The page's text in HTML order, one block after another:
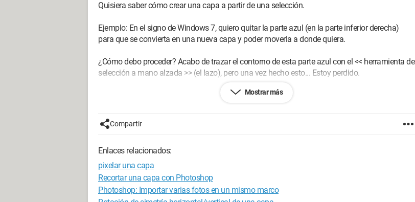
Quisiera saber cómo crear una capa a partir de una selección.
Ejemplo: En el signo de Windows 7, quiero quitar la parte azul (en la parte inferior derecha)
para que se convierta en una nueva capa y poder moverla a donde quiera.
¿Cómo debo proceder? Acabo de trazar el contorno de esta parte azul con el << herramienta de
selección a mano alzada >> (el lazo), pero una vez hecho esto... Estoy perdido.
Configuración:
Mostrar más
Compartir
Enlaces relacionados:
pixelar una capa
Recortar una capa con Photoshop
Photoshop: Importar varias fotos en un mismo marco